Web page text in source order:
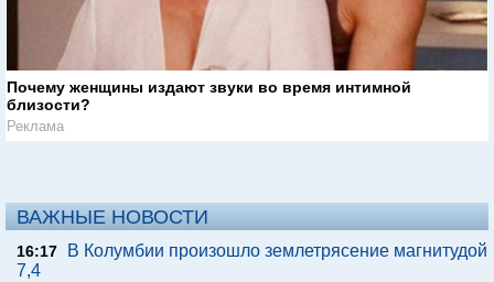
Почему женщины издают звуки во время интимной
близости?
Реклама
ВАЖНЫЕ НОВОСТИ
16:17
В Колумбии произошло землетрясение магнитудой
7,4